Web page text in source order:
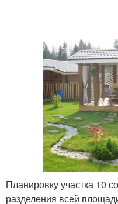
Планировку участка 10
разделения всей